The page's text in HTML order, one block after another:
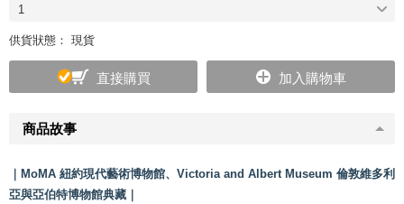
商品故事
｜MoMA 紐約現代藝術博物館、Victoria and Albert Museum 倫敦維多利
亞與亞伯特博物館典藏｜
1
供貨狀態： 現貨
直接購買 加入購物車